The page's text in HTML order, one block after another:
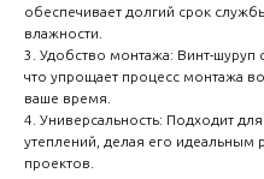
обеспечивает долгий срок
влажности.
3. Удобство монтажа: Винт-шуруп
что упрощает процесс монтажа
ваше время.
4. Универсальность: Подходит
утеплений, делая его
проектов.